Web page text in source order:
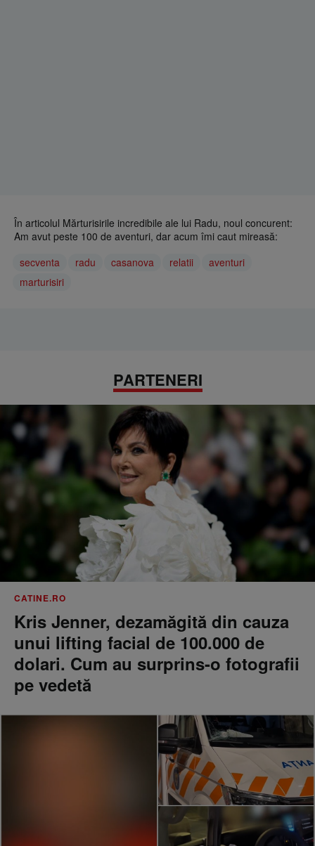
În articolul Mărturisirile incredibile ale lui Radu, noul concurent:
Am avut peste 100 de aventuri, dar acum îmi caut mireasă:
secventa
radu casanova relatii
aventuri
marturisiri
PARTENERI
CATINE.RO
Kris Jenner, dezamăgită din cauza
unui lifting facial de 100.000 de
dolari. Cum au surprins-o fotografii
pe vedetă